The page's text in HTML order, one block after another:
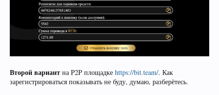
Второй вариант на P2P площадке https://bit.team/. Как
зарегистрироваться показывать не буду, думаю, разберётесь.